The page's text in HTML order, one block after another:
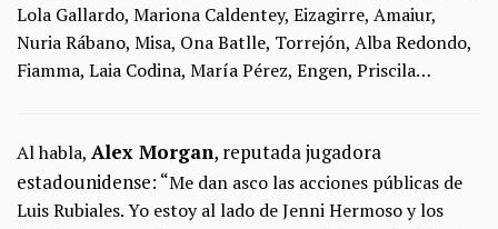
Lola Gallardo, Mariona Caldentey, Eizagirre, Amaiur,
Nuria Rábano, Misa, Ona Batlle, Torrejón, Alba Redondo,
Fiamma, Laia Codina, María Pérez, Engen, Priscila…
Al habla, Alex Morgan, reputada jugadora
estadounidense: “Me dan asco las acciones públicas de
Luis Rubiales. Yo estoy al lado de Jenni Hermosoy los